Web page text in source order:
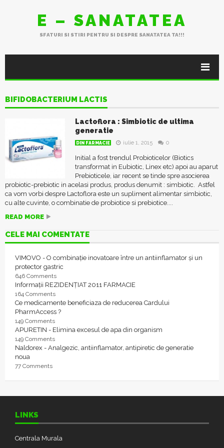
E – SANATATEA
SFATURI SI STIRI PENTRU SI DESPRE SANATATEA TA!!!
BIFIDOBACTERIUM LACTIS
Lactoflora : Simbiotic de ultima
generatie
DIN FARMACIE iulie 1, 2015 0
Initial a fost trendul Probioticelor (Biotics
transformat in Eubiotic, Linex etc) apoi au aparut
Prebioticele, iar recent se tinde spre asocierea
probiotic-prebiotic in acelasi produs, produs denumit : simbiotic. Astfel
ca vom vorbi despre Lactoflora este un supliment alimentar simbiotic,
cu alte cuvinte, o combinatie de probiotice si prebiotice....
READ MORE
CELE MAI COMENTATE
VIMOVO - O combinație inovatoare între un antiinflamator și un
protector gastric
646 Comments
Informații REZIDENȚIAT 2011 FARMACIE
164 Comments
Ce medicamente beneficiaza de reducerea Cardului
PharmAccess ?
149 Comments
APURETIN - Elimina excesul de apa din organism
149 Comments
Naldorex - Analgezic, antiinflamator, antipiretic de generatie
noua
77 Comments
LINKS
Centrala Murala